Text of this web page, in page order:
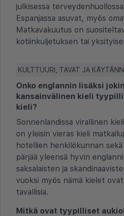
julkisessa
Espanjassa asuvat, myös
Matkavakuutus on
kotiinkuljetuksen tai
KULTTUURI, TAVAT JA
Onko englannin lisäksi
kansainvälinen kieli
kieli?
Sonnenlandissa virallinen
on yleisin vieras kieli
hotellien henkilökunnan
pärjää yleensä hyvin
saksalaisten ja
vuoksi myös nämä kielet
tavallisia.
Mitkä ovat tyypilliset